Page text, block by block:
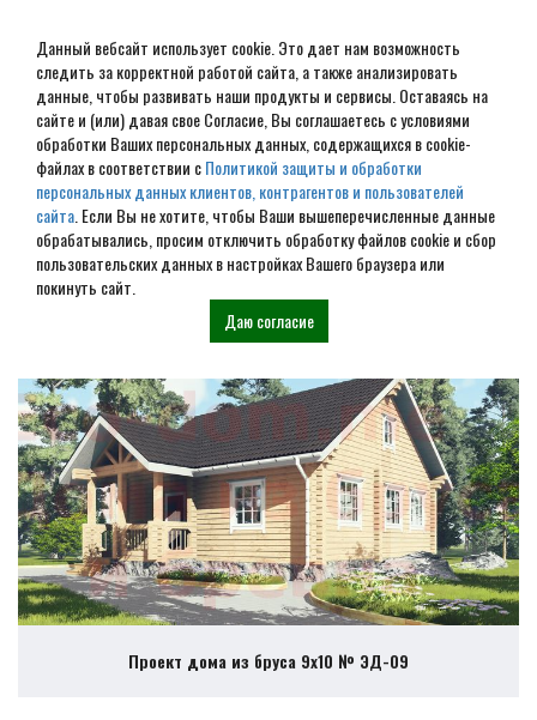
Данный вебсайт использует cookie. Это дает нам возможность
следить за корректной работой сайта, а также анализировать
данные, чтобы развивать наши продукты и сервисы. Оставаясь на
сайте и (или) давая свое Согласие, Вы соглашаетесь с условиями
обработки Ваших персональных данных, содержащихся в cookie-
файлах в соответствии сПолитикой защиты и обработки
персональных данных клиентов, контрагентов и пользователей
сайта . Если Вы не хотите, чтобы Ваши вышеперечисленные данные
обрабатывались, просим отключить обработку файлов cookie и сбор
пользовательских данных в настройках Вашего браузера или
покинуть сайт.
Даю согласие
Дом из бревна под ключ в
Ейске
Наши проекты
Проект дома из бруса 9х10 № ЭД-09